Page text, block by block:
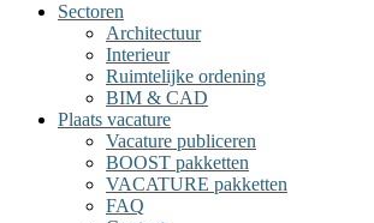
Sectoren
Architectuur
Interieur
Ruimtelijke ordening
BIM & CAD
Plaats vacature
Vacature publiceren
BOOST pakketten
VACATURE pakketten
FAQ